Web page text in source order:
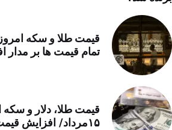
تمام قیمت ها بر
قیمت طلا، دلار و سکه
۱۵مرداد/ افزایش قیمت ها + جدول